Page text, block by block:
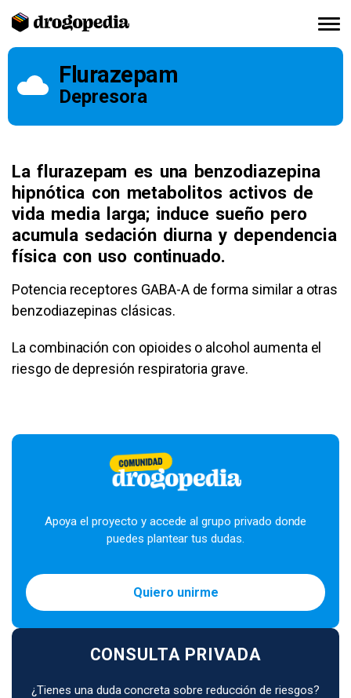
Flurazepam
Depresora
La flurazepam es una benzodiazepina
hipnótica con metabolitos activos de
vida media larga; induce sueño pero
acumula sedación diurna y dependencia
física con uso continuado.
Potencia receptores GABA-A de forma similar a otras
benzodiazepinas clásicas.
La combinación con opioides o alcohol aumenta el
riesgo de depresión respiratoria grave.
Apoya el proyecto y accede al grupo privado donde
puedes plantear tus dudas.
Quiero unirme
CONSULTA PRIVADA
¿Tienes una duda concreta sobre reducción de riesgos?